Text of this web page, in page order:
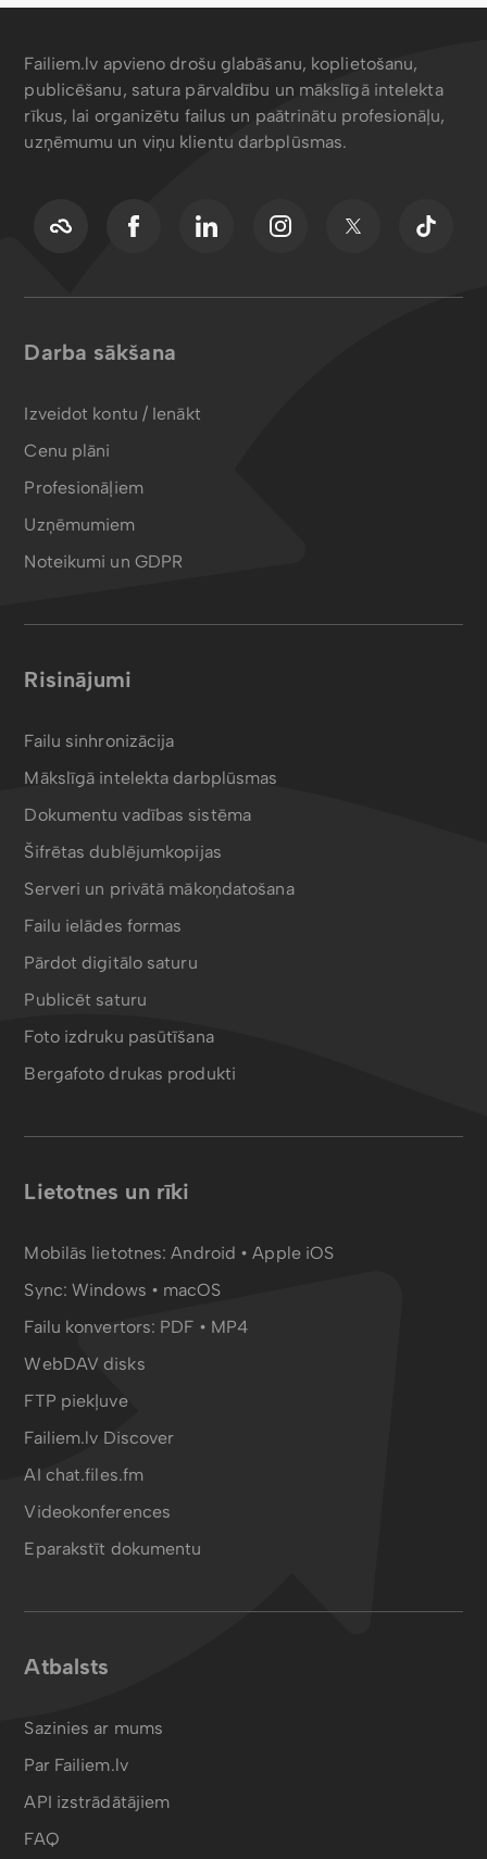
Failiem.lv apvieno drošu glabāšanu, koplietošanu,
publicēšanu, satura pārvaldību un mākslīgā intelekta
rīkus, lai organizētu failus un paātrinātu profesionāļu,
uzņēmumu un viņu klientu darbplūsmas.
Darba sākšana
Izveidot kontu / Ienākt
Cenu plāni
Profesionāļiem
Uzņēmumiem
Noteikumi un GDPR
Risinājumi
Failu sinhronizācija
Mākslīgā intelekta darbplūsmas
Dokumentu vadības sistēma
Šifrētas dublējumkopijas
Serveri un privātā mākoņdatošana
Failu ielādes formas
Pārdot digitālo saturu
Publicēt saturu
Foto izdruku pasūtīšana
Bergafoto drukas produkti
Lietotnes un rīki
Mobilās lietotnes:Android •Apple iOS
Sync:Windows • macOS
Failu konvertors: PDF • MP4
WebDAV disks
FTP piekļuve
Failiem.lv Discover
AI chat.files.fm
Videokonferences
Eparakstīt dokumentu
Atbalsts
Sazinies ar mums
Par Failiem.lv
API izstrādātājiem
FAQ